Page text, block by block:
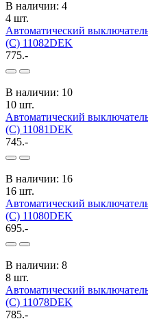
В наличии: 4
4 шт.
Автоматический
(C) 11082DEK
775.-
В наличии: 10
10 шт.
Автоматический
(C) 11081DEK
745.-
В наличии: 16
16 шт.
Автоматический
(C) 11080DEK
695.-
В наличии: 8
8 шт.
Автоматический
(C) 11078DEK
785.-